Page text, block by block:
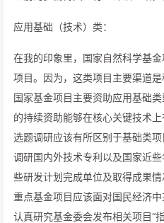
应用基础（技术）类：
在我的印象里，国家自然科学基
项目。因为，这类项目主要渠道
国家基金项目主要资助应用基础
的持续资助能够在核心关键技术
选题调研应该有所区别于基础类
调研国内外技术专利以及国家近
些研发计划完成单位及取得成果
重点基金项目应该面对国民经济
认真研究基金委会发布相关项目“指